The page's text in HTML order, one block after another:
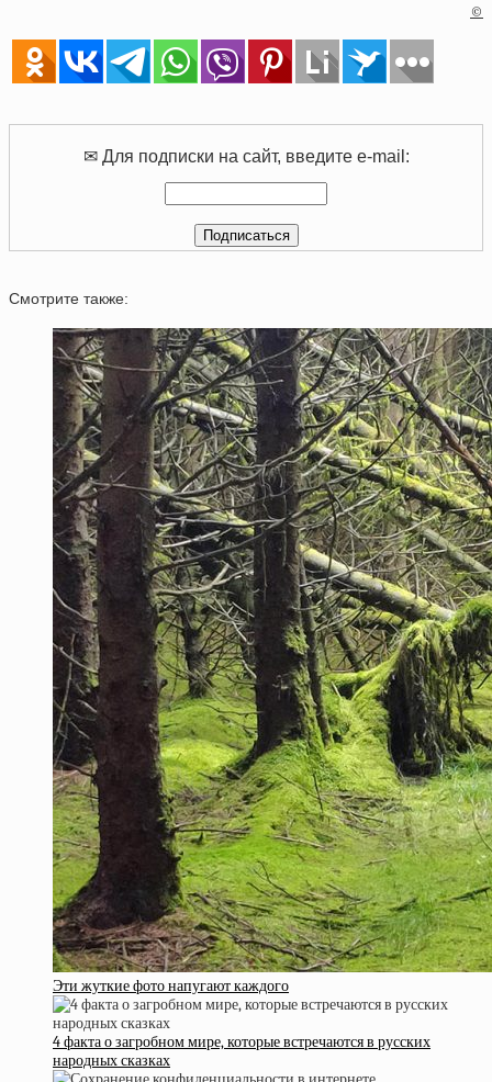
©
✉ Для подписки на сайт, введите e-mail:
Смотрите также:
Эти жуткие фото напугают каждого
4 факта о загробном мире, которые встречаются в русских
народных сказках